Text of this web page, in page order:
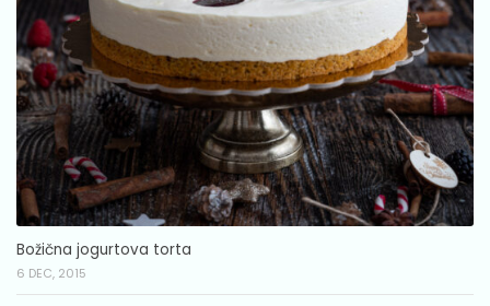
Božična jogurtova torta
6 DEC, 2015